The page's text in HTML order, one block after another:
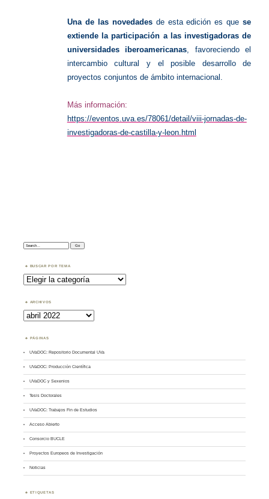
Una de las novedadesde esta edición es quese
extiende la participación a las investigadoras de
universidades iberoamericanas , favoreciendo el
intercambio cultural y el posible desarrollo de
proyectos conjuntos de ámbito internacional.
Más información:
https://eventos.uva.es/78061/detail/viii-jornadas-de-
investigadoras-de-castilla-y-leon.html
Search:
BUSCAR POR TEMA
Buscar
por
Tema
ARCHIVOS
Archivos
PÁGINAS
UVaDOC: Repositorio Documental UVa
UVaDOC: Producción Científica
UVaDOC y Sexenios
Tesis Doctorales
UVaDOC: Trabajos Fin de Estudios
Acceso Abierto
Consorcio BUCLE
Proyectos Europeos de Investigación
Noticias
ETIQUETAS